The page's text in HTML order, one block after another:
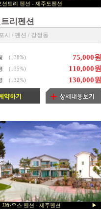
오션트리 펜션 - 제주도펜션
리펜션
시 / 펜션 / 강정동
(↓ 38%) 75,000원
(↓ 35%) 110,000원
(↓ 32%) 130,000원
JJ하우스 펜션 - 제주펜션 ▶